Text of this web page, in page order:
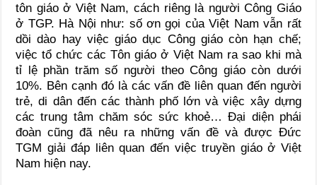
tôn giáo ở Việt Nam, cách riêng là người Công Giáo
ở TGP. Hà Nội như: số ơn gọi của Việt Nam vẫn rất
dồi dào hay việc giáo dục Công giáo còn hạn chế;
việc tổ chức các Tôn giáo ở Việt Nam ra sao khi mà
tỉ lệ phần trăm số người theo Công giáo còn dưới
10%. Bên cạnh đó là các vấn đề liên quan đến người
trẻ, di dân đến các thành phố lớn và việc xây dựng
các trung tâm chăm sóc sức khoẻ… Đại diện phái
đoàn cũng đã nêu ra những vấn đề và được Đức
TGM giải đáp liên quan đến việc truyền giáo ở Việt
Nam hiện nay.